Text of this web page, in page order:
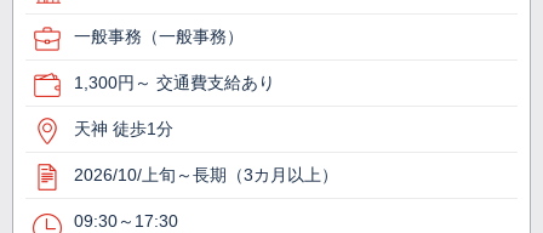
一般事務（一般事務）
1,300円～ 交通費支給あり
天神 徒歩1分
2026/10/上旬～長期（3カ月以上）
09:30～17:30